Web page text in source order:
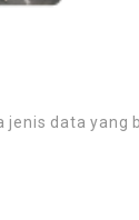
data yang